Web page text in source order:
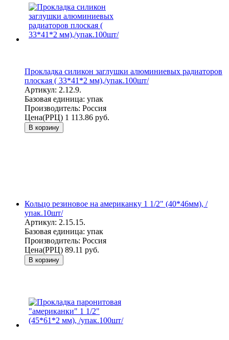
Прокладка силикон заглушки алюминиевых радиаторов
плоская ( 33*41*2 мм),/упак.100шт/
Артикул: 2.12.9.
Базовая единица: упак
Производитель: Россия
Цена(РРЦ) 1 113.86 руб.
В корзину
Кольцо резиновое на американку 1 1/2" (40*46мм), /
упак.10шт/
Артикул: 2.15.15.
Базовая единица: упак
Производитель: Россия
Цена(РРЦ) 89.11 руб.
В корзину